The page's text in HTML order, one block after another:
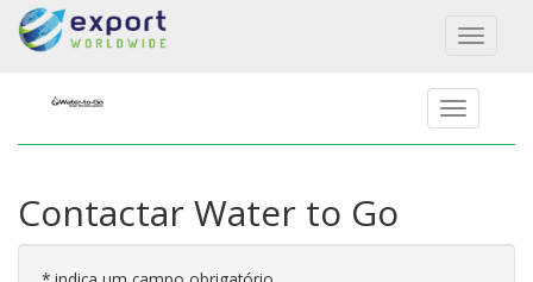
Toggle
Contactar Water to Go